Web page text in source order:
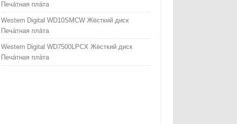
Печа́тная пла́та
Western Digital WD10SMCW Жёсткий диск
Печа́тная пла́та
Western Digital WD7500LPCX Жёсткий диск
Печа́тная пла́та